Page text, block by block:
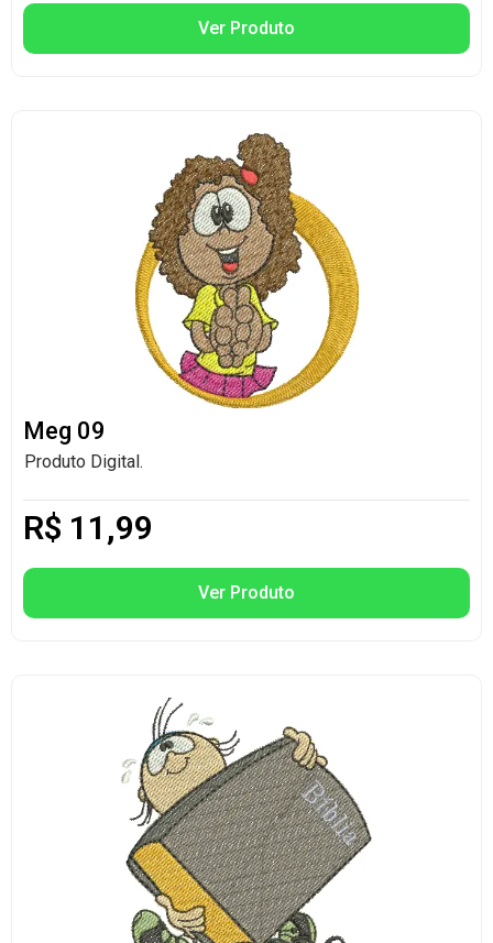
Ver Produto
Meg 09
Produto Digital.
R$ 11,99
Ver Produto